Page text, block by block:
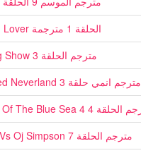
The Masked Lover الحلقة 1 مترجمة
The Morning Show مترجم الحلقة 3
The Promised Neverland مترجم انمي حلقة 3
The People Vs Oj Simpson مترجم الحلقة 7